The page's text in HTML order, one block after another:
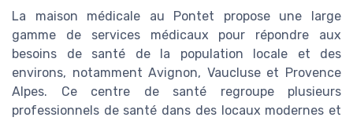
La maison médicale au Pontet propose une large
gamme de services médicaux pour répondre aux
besoins de santé de la population locale et des
environs, notamment Avignon, Vaucluse et Provence
Alpes. Ce centre de santé regroupe plusieurs
professionnels de santé dans des locaux modernes et